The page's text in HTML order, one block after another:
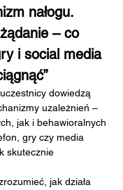
nałogu.
– co
i social media
dowiedzą
uzależnień –
jak i behawioralnych
gry czy media
skutecznie
jak działa